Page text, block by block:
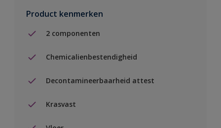
Product kenmerken
2 componenten
Chemicalienbestendigheid
Decontamineerbaarheid attest
Krasvast